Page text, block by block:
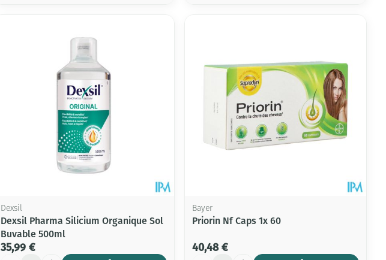
Dexsil
Dexsil Pharma Silicium Organique Sol
Buvable 500ml
35,99 €
Bayer
Priorin Nf Caps 1x 60
40,48 €